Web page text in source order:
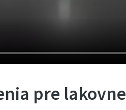
pre lakovne